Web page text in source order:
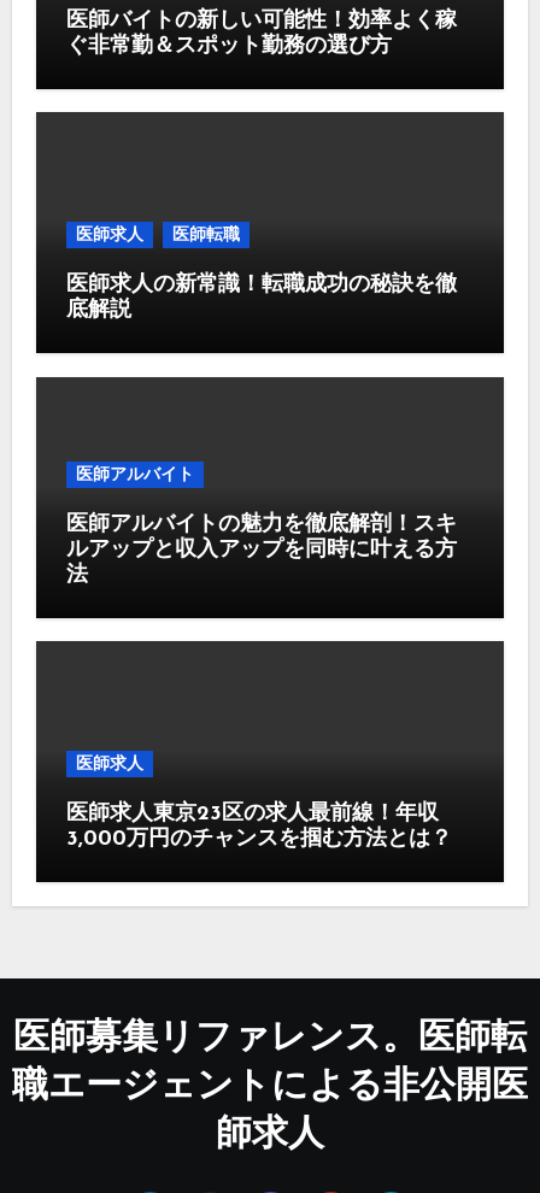
医師バイトの新しい可能性！効率よく稼
ぐ非常勤＆スポット勤務の選び方
医師求人 医師転職
医師求人の新常識！転職成功の秘訣を徹
底解説
医師アルバイト
医師アルバイトの魅力を徹底解剖！スキ
ルアップと収入アップを同時に叶える方
法
医師求人
医師求人東京23区の求人最前線！年収
3,000万円のチャンスを掴む方法とは？
医師募集リファレンス。医師転
職エージェントによる非公開医
師求人